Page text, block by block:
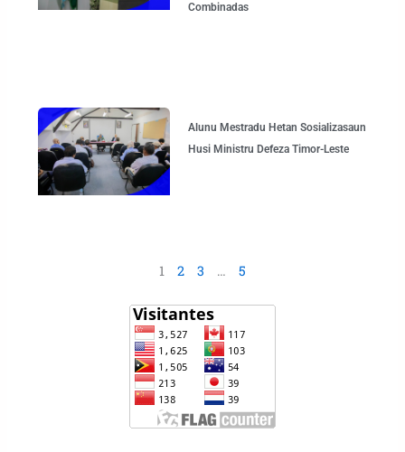
Combinadas
Alunu Mestradu Hetan Sosializasaun
Husi Ministru Defeza Timor-Leste
1 2 3 … 5